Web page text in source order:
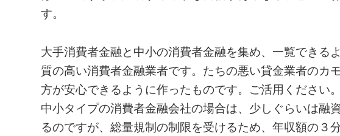
す。
大手消費者金融と中小の消費者金融を集め、一覧できる
質の高い消費者金融業者です。たちの悪い貸金業者のカ
方が安心できるように作ったものです。ご活用ください。
中小タイプの消費者金融会社の場合は、少しぐらいは融
るのですが、総量規制の制限を受けるため、年収額の３